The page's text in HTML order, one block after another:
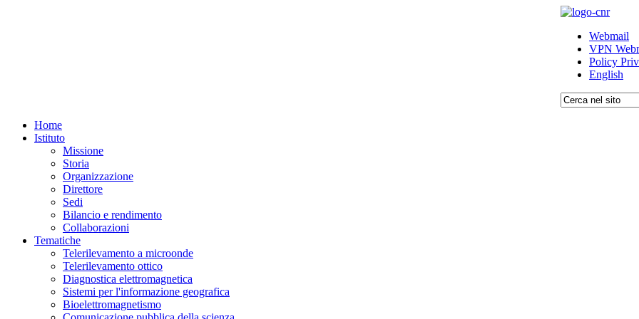
Webmail
VPN
Policy
English
Home
Istituto
Missione
Storia
Organizzazione
Direttore
Sedi
Bilancio e rendimento
Collaborazioni
Tematiche
Telerilevamento a microonde
Telerilevamento ottico
Diagnostica elettromagnetica
Sistemi per l'informazione geografica
Bioelettromagnetismo